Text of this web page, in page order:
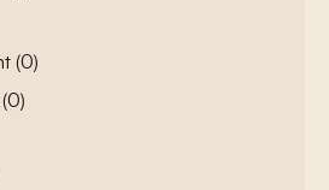
(0)
(0)